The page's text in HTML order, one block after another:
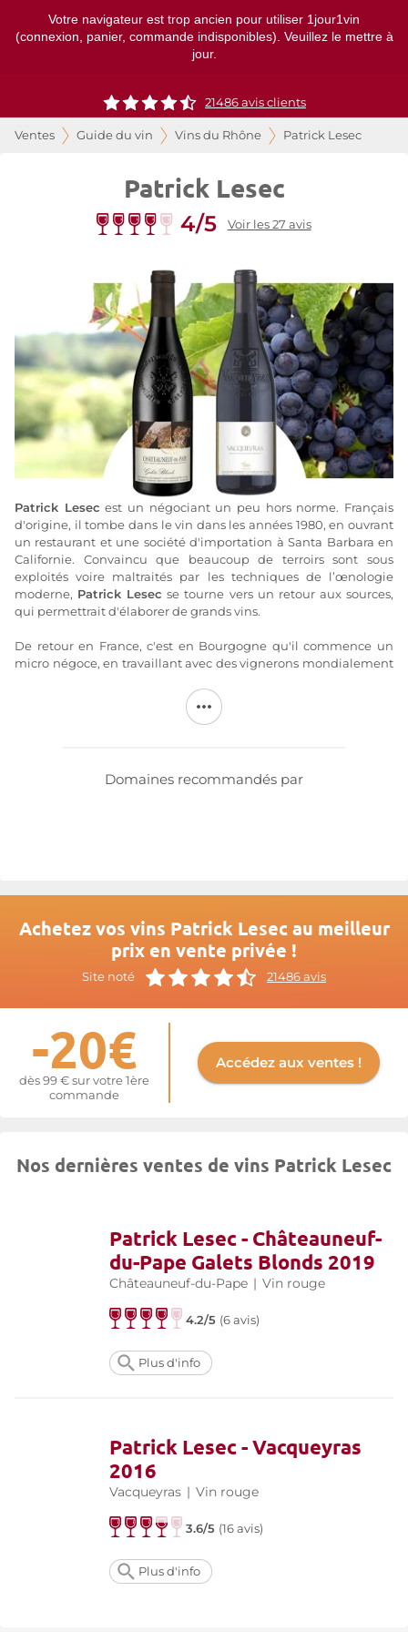
Votre navigateur est trop ancien pour utiliser 1jour1vin
(connexion, panier, commande indisponibles). Veuillez le mettre à
jour.
21486 avis clients
Ventes Guide du vin Vins du Rhône Patrick Lesec
Patrick Lesec
4/5 Voir les 27 avis
Patrick Lesec est un négociant un peu hors norme. Français
d'origine, il tombe dans le vin dans les années 1980, en ouvrant
un restaurant et une société d'importation à Santa Barbara en
Californie. Convaincu que beaucoup de terroirs sont sous
exploités voire maltraités par les techniques de l’œnologie
moderne, Patrick Lesec se tourne vers un retour aux sources,
qui permettrait d'élaborer de grands vins.
De retour en France, c'est en Bourgogne qu'il commence un
micro négoce, en travaillant avec des vignerons mondialement
vignerons possédant de grands terroirs au grand potentiel et
qui, pour diverses raisons, ne vinifient ni ne mettent en
Plus d'informations sur le site dePatrick Lesec
Domaines recommandés par
Achetez vos vins Patrick Lesec au meilleur
prix en vente privée !
Site noté 21486 avis
-20€
dès 99 € sur votre 1ère
commande
Accédez aux ventes !
Nos dernières ventes de vins Patrick Lesec
Patrick Lesec - Châteauneuf-
du-Pape Galets Blonds 2019
Châteauneuf-du-Pape | Vin rouge
4.2/5 (6 avis)
Plus d'info
Patrick Lesec - Vacqueyras
2016
Vacqueyras | Vin rouge
3.6/5 (16 avis)
Plus d'info